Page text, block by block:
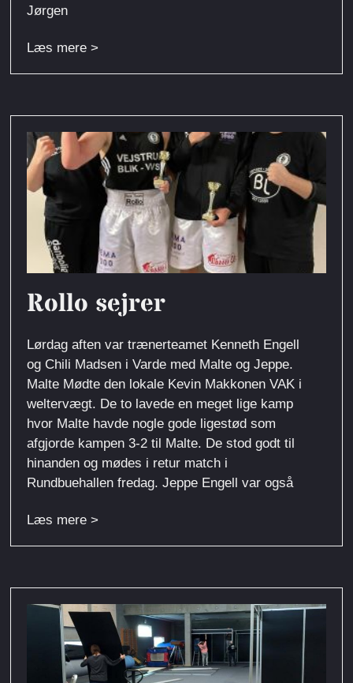
Jørgen
Læs mere >
Rollo sejrer
Lørdag aften var trænerteamet Kenneth Engell
og Chili Madsen i Varde med Malte og Jeppe.
Malte Mødte den lokale Kevin Makkonen VAK i
weltervægt. De to lavede en meget lige kamp
hvor Malte havde nogle gode ligestød som
afgjorde kampen 3-2 til Malte. De stod godt til
hinanden og mødes i retur match i
Rundbuehallen fredag. Jeppe Engell var også
Læs mere >